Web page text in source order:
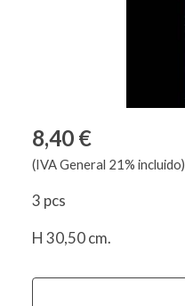
8,40 €
(IVA General 21% incluido)
3 pcs
H 30,50 cm.